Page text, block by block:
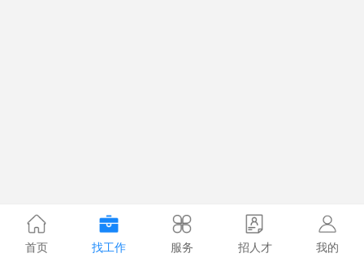
首页 找工作 服务 招人才 我的